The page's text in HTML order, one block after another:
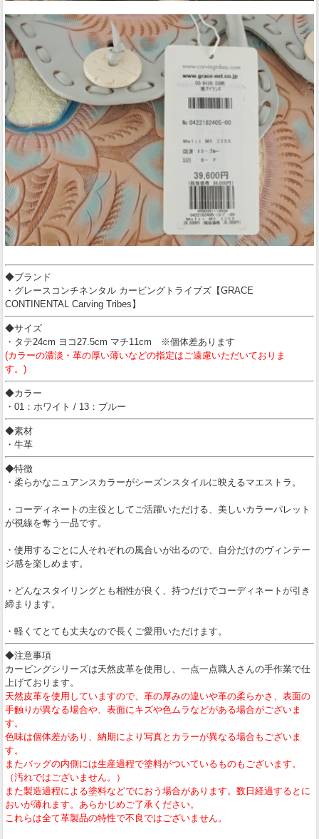
◆ブランド
・グレースコンチネンタル カービングトライブズ【GRACE
CONTINENTAL Carving Tribes】
◆サイズ
・タテ24cm ヨコ27.5cm マチ11cm ※個体差あります
(カラーの濃淡・革の厚い薄いなどの指定はご遠慮いただいておりま
す。)
◆カラー
・01：ホワイト / 13：ブルー
◆素材
・牛革
◆特徴
・柔らかなニュアンスカラーがシーズンスタイルに映えるマエストラ。
・コーディネートの主役としてご活躍いただける、美しいカラーパレット
が視線を奪う一品です。
・使用するごとに人それぞれの風合いが出るので、自分だけのヴィンテー
ジ感を楽しめます。
・どんなスタイリングとも相性が良く、持つだけでコーディネートが引き
締まります。
・軽くてとても丈夫なので長くご愛用いただけます。
◆注意事項
カービングシリーズは天然皮革を使用し、一点一点職人さんの手作業で仕
上げております。
天然皮革を使用していますので、革の厚みの違いや革の柔らかさ、表面の
手触りが異なる場合や、表面にキズや色ムラなどがある場合がございま
す。
色味は個体差があり、納期により写真とカラーが異なる場合もございま
す。
またバッグの内側には生産過程で塗料がついているものもございます。
（汚れではございません。）
また製造過程による塗料などでにおう場合があります。数日経過するとに
おいが薄れます。あらかじめご了承ください。
これらは全て革製品の特性で不良ではございません。